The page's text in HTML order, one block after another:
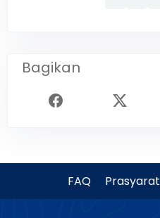
Bagikan
FAQ Prasyarat